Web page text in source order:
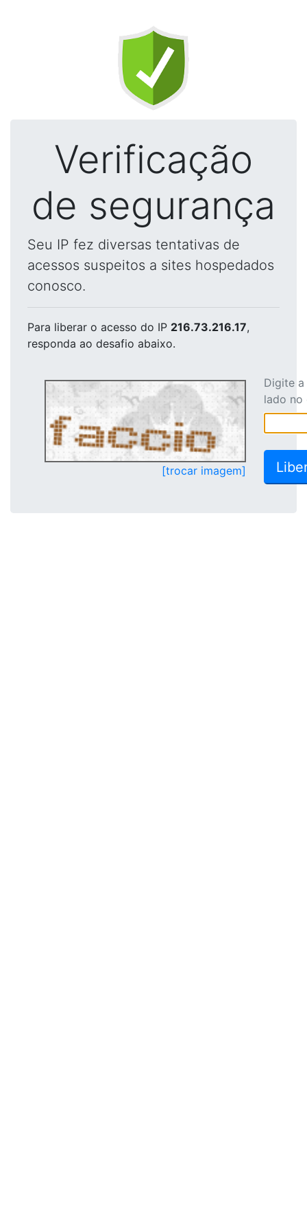
Verificação
de segurança
Seu IP fez diversas tentativas de
acessos suspeitos a sites hospedados
conosco.
Para liberar o acesso do IP 216.73.216.17,
responda ao desafio abaixo.
[trocar imagem]
Digite
lado no